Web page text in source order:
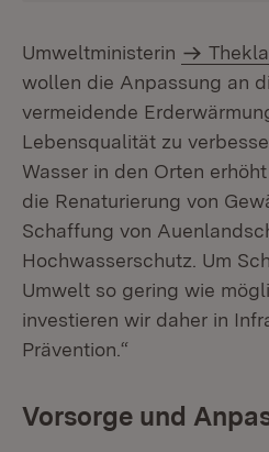
Umweltministerin
wollen die Anpassung an
vermeidende
Lebensqualität zu
Wasser in den Orten
die Renaturierung von
Schaffung von
Hochwasserschutz. Um
Umwelt so gering wie
investieren wir daher in
Prävention.“
Vorsorge und